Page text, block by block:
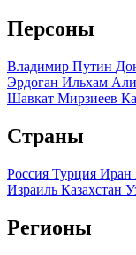
Персоны
Владимир Путин
Эрдоган Ильхам
Шавкат Мирзиеев
Страны
Россия Турция Иран
Израиль Казахстан
Регионы